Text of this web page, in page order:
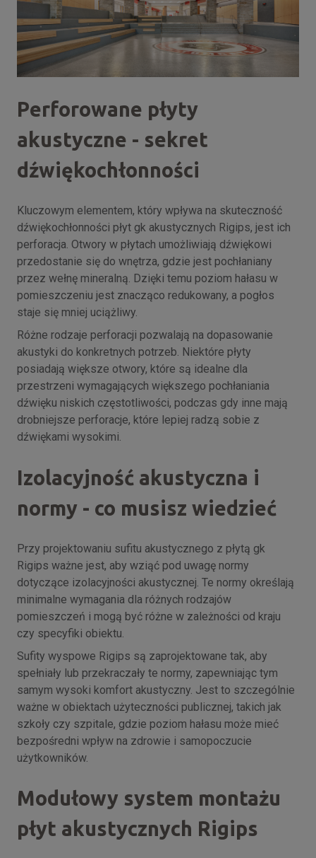
Perforowane płyty
akustyczne - sekret
dźwiękochłonności
Kluczowym elementem, który wpływa na skuteczność
dźwiękochłonności płyt gk akustycznych Rigips, jest ich
perforacja. Otwory w płytach umożliwiają dźwiękowi
przedostanie się do wnętrza, gdzie jest pochłaniany
przez wełnę mineralną. Dzięki temu poziom hałasu w
pomieszczeniu jest znacząco redukowany, a pogłos
staje się mniej uciążliwy.
Różne rodzaje perforacji pozwalają na dopasowanie
akustyki do konkretnych potrzeb. Niektóre płyty
posiadają większe otwory, które są idealne dla
przestrzeni wymagających większego pochłaniania
dźwięku niskich częstotliwości, podczas gdy inne mają
drobniejsze perforacje, które lepiej radzą sobie z
dźwiękami wysokimi.
Izolacyjność akustyczna i
normy - co musisz wiedzieć
Przy projektowaniu sufitu akustycznego z płytą gk
Rigips ważne jest, aby wziąć pod uwagę normy
dotyczące izolacyjności akustycznej. Te normy określają
minimalne wymagania dla różnych rodzajów
pomieszczeń i mogą być różne w zależności od kraju
czy specyfiki obiektu.
Sufity wyspowe Rigips są zaprojektowane tak, aby
spełniały lub przekraczały te normy, zapewniając tym
samym wysoki komfort akustyczny. Jest to szczególnie
ważne w obiektach użyteczności publicznej, takich jak
szkoły czy szpitale, gdzie poziom hałasu może mieć
bezpośredni wpływ na zdrowie i samopoczucie
użytkowników.
Modułowy system montażu
płyt akustycznych Rigips